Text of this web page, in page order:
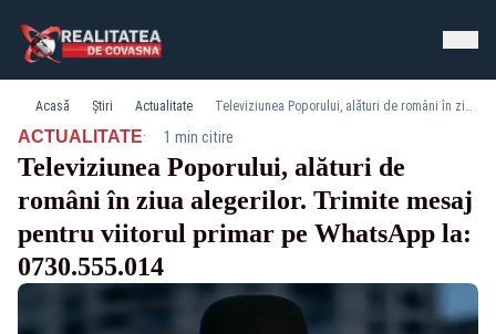
Acasă Știri Actualitate Televiziunea Poporului, alături de români în ziua alegerilor. Trimite mesaj pentru viitorul primar pe WhatsApp la: 0730.555.014
ACTUALITATE· 1 min citire
Televiziunea Poporului, alături de
români în ziua alegerilor. Trimite mesaj
pentru viitorul primar pe WhatsApp la:
0730.555.014